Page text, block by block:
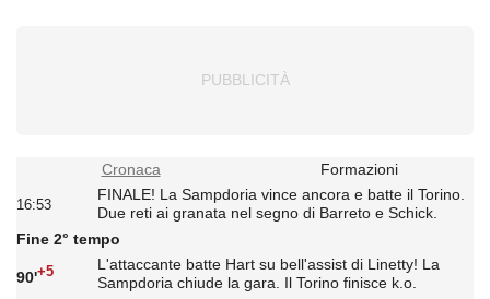
Cronaca Formazioni
16:53
FINALE! La Sampdoria vince ancora e batte il Torino.
Due reti ai granata nel segno di Barreto e Schick.
Fine 2° tempo
90'+5
L'attaccante batte Hart su bell'assist di Linetty! La
Sampdoria chiude la gara. Il Torino finisce k.o.